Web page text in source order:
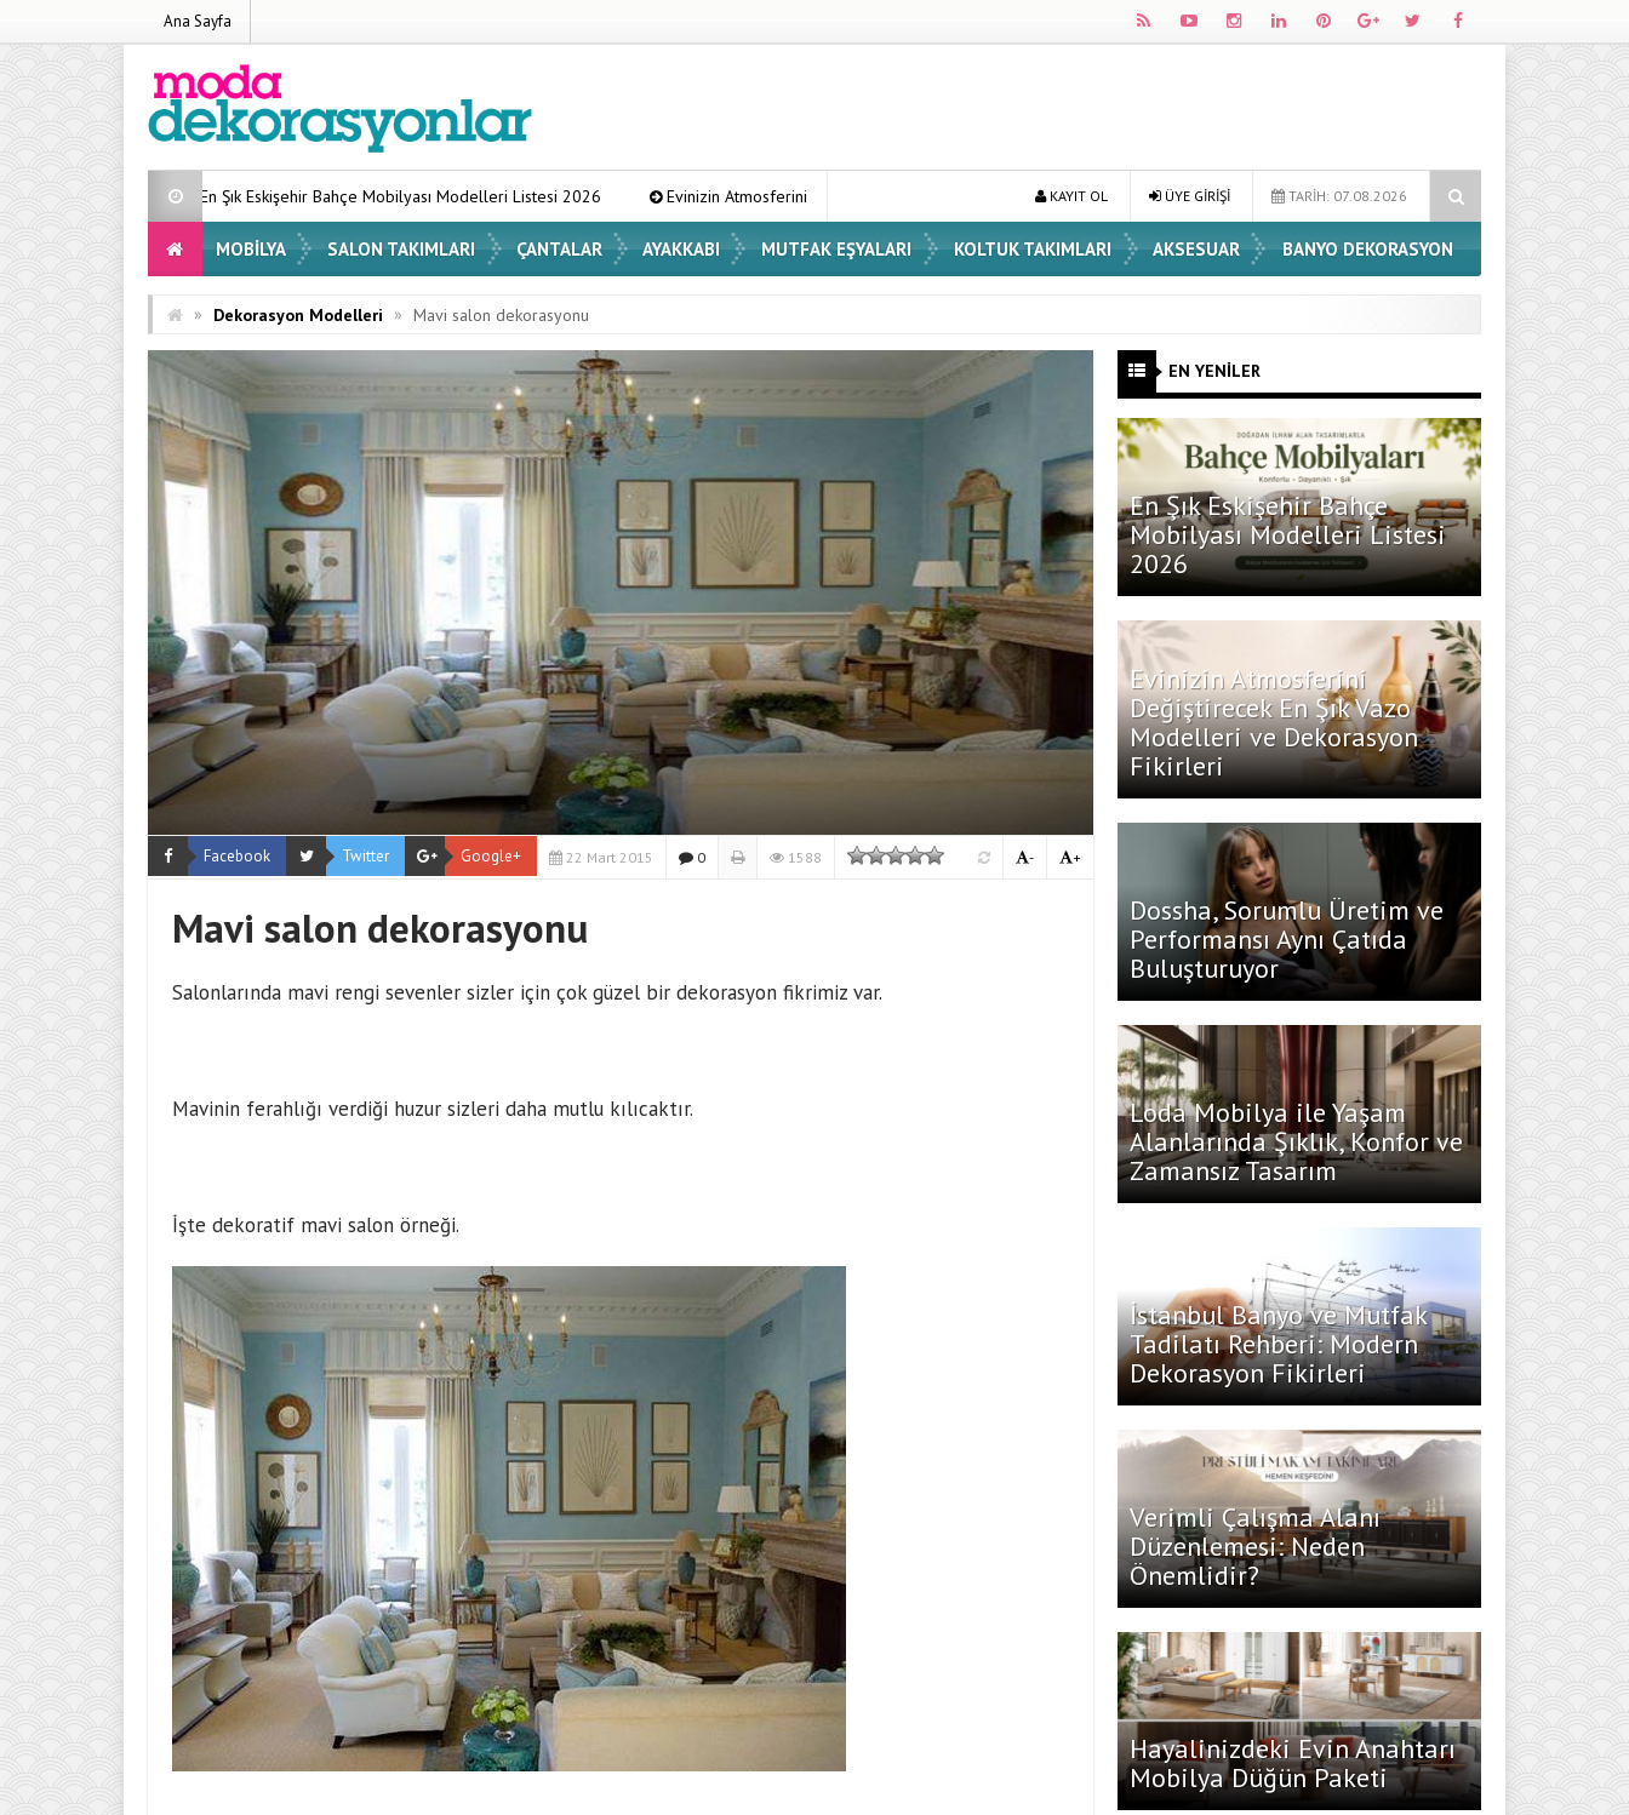
Ana Sayfa
En Şık Eskişehir Bahçe Mobilyası Modelleri Listesi 2026 Evinizin Atmosferini Değiştirecek En Şık Vazo Modelleri ve Dekorasyon Fikirleri Dossha, Sorumlu Üretim ve Performansı Aynı Çatıda Buluşturuyor
TARİH: 07.08.2026
ÜYE GİRİŞİ
KAYIT OL
MOBILYA SALON TAKIMLARI ÇANTALAR AYAKKABI MUTFAK EŞYALARI KOLTUK TAKIMLARI AKSESUAR BANYO DEKORASYON
» Dekorasyon Modelleri » Mavi salon dekorasyonu
Facebook Twitter Google+ 22 Mart 2015 0 1588 +
-
Mavi salon dekorasyonu
Salonlarında mavi rengi sevenler sizler için çok güzel bir dekorasyon fikrimiz var.
Mavinin ferahlığı verdiği huzur sizleri daha mutlu kılıcaktır.
İşte dekoratif mavi salon örneği.
EN YENİLER
En Şık Eskişehir Bahçe
Mobilyası Modelleri Listesi
2026
Evinizin Atmosferini
Değiştirecek En Şık Vazo
Modelleri ve Dekorasyon
Fikirleri
Dossha, Sorumlu Üretim ve
Performansı Aynı Çatıda
Buluşturuyor
Loda Mobilya ile Yaşam
Alanlarında Şıklık, Konfor ve
Zamansız Tasarım
İstanbul Banyo ve Mutfak
Tadilatı Rehberi: Modern
Dekorasyon Fikirleri
Verimli Çalışma Alanı
Düzenlemesi: Neden
Önemlidir?
Hayalinizdeki Evin Anahtarı
Mobilya Düğün Paketi